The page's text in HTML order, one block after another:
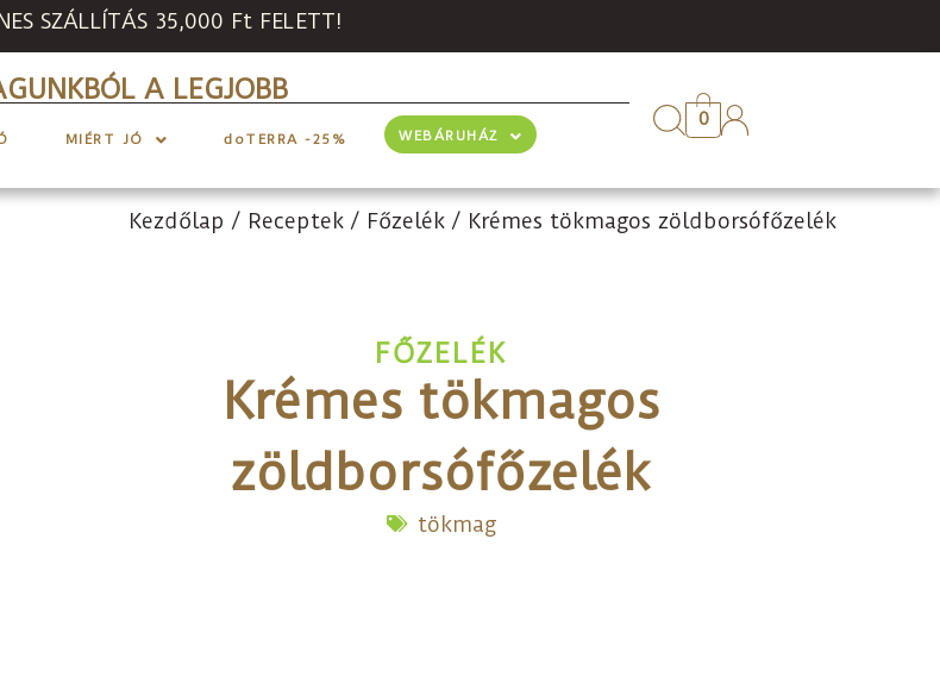
SZÁLLÍTÁS 35,000 Ft FELETT!
A LEGJOBB
MIÉRT JÓ doTERRA -25% WEBÁRUHÁZ
0
Kezdőlap / Receptek / Főzelék / Krémes tökmagos zöldborsófőzelék
FŐZELÉK
Krémes tökmagos
zöldborsófőzelék
tökmag